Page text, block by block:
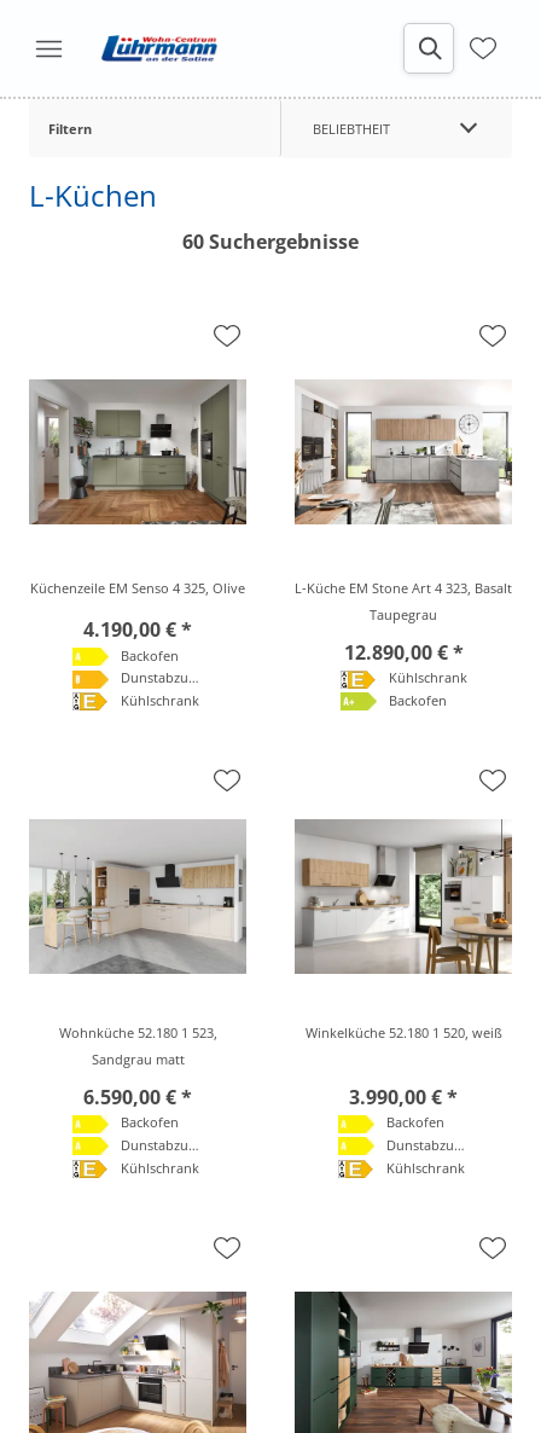
Filtern BELIEBTHEIT
L-Küchen
60 Suchergebnisse
Küchenzeile EM Senso 4 325, Olive
4.190,00 € *
Backofen
Dunstabzugshaube
Kühlschrank
L-Küche EM Stone Art 4 323, Basalt
Taupegrau
12.890,00 € *
Kühlschrank
Backofen
Wohnküche 52.180 1 523,
Sandgrau matt
6.590,00 € *
Backofen
Dunstabzugshaube
Kühlschrank
Winkelküche 52.180 1 520, weiß
3.990,00 € *
Backofen
Dunstabzugshaube
Kühlschrank